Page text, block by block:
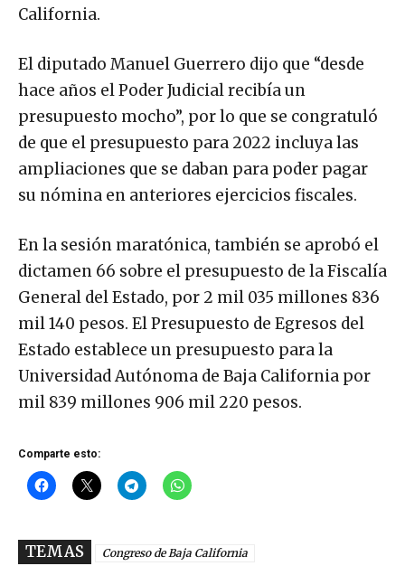
California.
El diputado Manuel Guerrero dijo que “desde
hace años el Poder Judicial recibía un
presupuesto mocho”, por lo que se congratuló
de que el presupuesto para 2022 incluya las
ampliaciones que se daban para poder pagar
su nómina en anteriores ejercicios fiscales.
En la sesión maratónica, también se aprobó el
dictamen 66 sobre el presupuesto de la Fiscalía
General del Estado, por 2 mil 035 millones 836
mil 140 pesos. El Presupuesto de Egresos del
Estado establece un presupuesto para la
Universidad Autónoma de Baja California por
mil 839 millones 906 mil 220 pesos.
Comparte esto:
TEMAS
Congreso de Baja California